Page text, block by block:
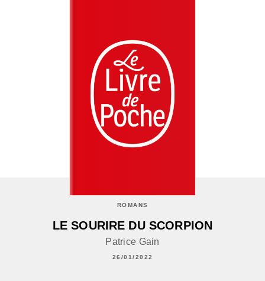
ROMANS
LE SOURIRE DU SCORPION
Patrice Gain
26/01/2022